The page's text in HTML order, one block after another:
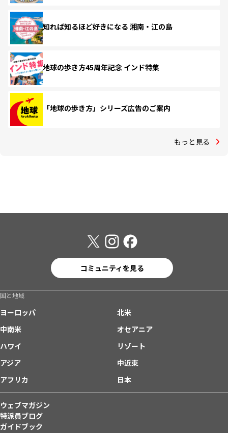
知れば知るほど好きになる 湘南・江の島
地球の歩き方45周年記念 インド特集
「地球の歩き方」シリーズ広告のご案内
もっと見る
コミュニティを見る
国と地域
ヨーロッパ
北米
中南米
オセアニア
ハワイ
リゾート
アジア
中近東
アフリカ
日本
ウェブマガジン
特派員ブログ
ガイドブック